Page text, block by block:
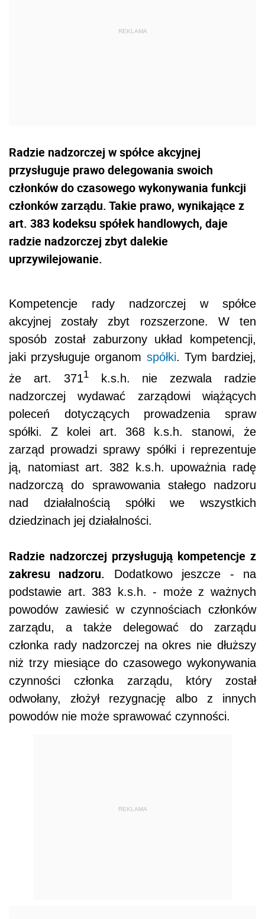
Radzie nadzorczej w spółce akcyjnej
przysługuje prawo delegowania swoich
członków do czasowego wykonywania funkcji
członków zarządu. Takie prawo, wynikające z
art. 383 kodeksu spółek handlowych, daje
radzie nadzorczej zbyt dalekie
uprzywilejowanie.
Kompetencje rady nadzorczej w spółce
akcyjnej zostały zbyt rozszerzone. W ten
sposób został zaburzony układ kompetencji,
jaki przysługuje organom spółki. Tym bardziej,
że art. 3711k.s.h. nie zezwala radzie
nadzorczej wydawać zarządowi wiążących
poleceń dotyczących prowadzenia spraw
spółki. Z kolei art. 368 k.s.h. stanowi, że
zarząd prowadzi sprawy spółki i reprezentuje
ją, natomiast art. 382 k.s.h. upoważnia radę
nadzorczą do sprawowania stałego nadzoru
nad działalnością spółki we wszystkich
dziedzinach jej działalności.
Radzie nadzorczej przysługują kompetencje z
zakresu nadzoru. Dodatkowo jeszcze - na
podstawie art. 383 k.s.h. - może z ważnych
powodów zawiesić w czynnościach członków
zarządu, a także delegować do zarządu
członka rady nadzorczej na okres nie dłuższy
niż trzy miesiące do czasowego wykonywania
czynności członka zarządu, który został
odwołany, złożył rezygnację albo z innych
powodów nie może sprawować czynności.
REKLAMA